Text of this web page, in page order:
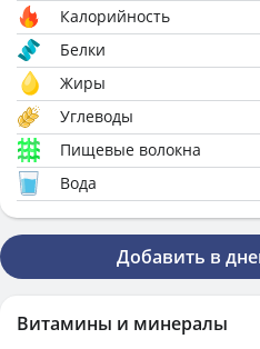
Калорийность
Белки
Жиры
Углеводы
Пищевые волокна
Вода
Добавить в
Витамины и минералы